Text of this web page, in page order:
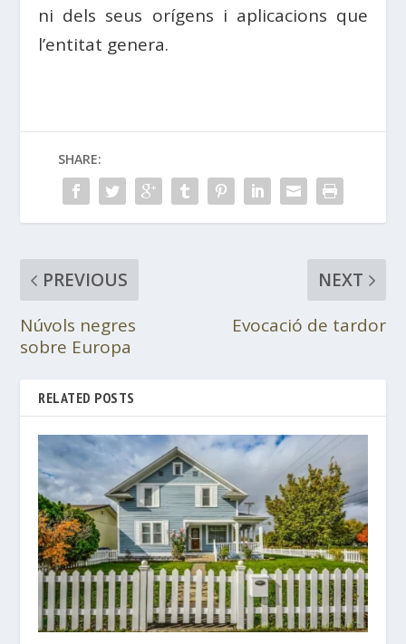
ni dels seus orígens i aplicacions que
l’entitat genera.
SHARE:
PREVIOUS
Núvols negres
sobre Europa
NEXT
Evocació de tardor
RELATED POSTS